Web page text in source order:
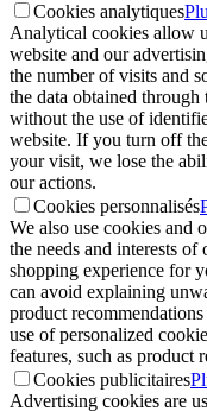
Cookies analytiques
Analytical cookies allow
website and our
the number of visits and
the data obtained through
without the use of
website. If you turn off
your visit, we lose the
our actions.
Cookies personnalisés
We also use cookies and
the needs and interests of
shopping experience for
can avoid explaining
product
use of personalized
features, such as product
Cookies publicitaires
Advertising cookies are